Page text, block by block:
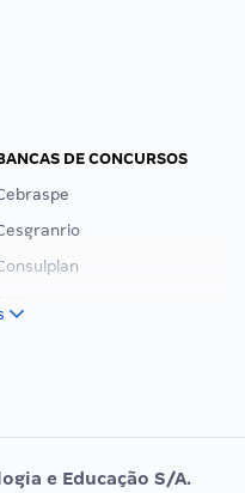
DE CONCURSOS
e Educação S/A.